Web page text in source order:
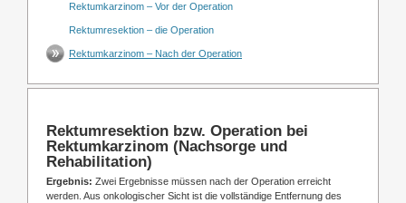
Rektumkarzinom – Vor der Operation
Rektumresektion – die Operation
Rektumkarzinom – Nach der Operation
Rektumresektion bzw. Operation bei
Rektumkarzinom (Nachsorge und
Rehabilitation)
Ergebnis: Zwei Ergebnisse müssen nach der Operation erreicht
werden. Aus onkologischer Sicht ist die vollständige Entfernung des